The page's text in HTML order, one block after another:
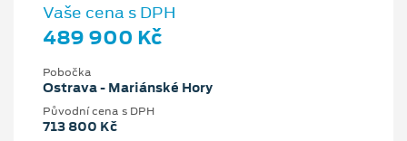
Vaše cena s DPH
489 900 Kč
Pobočka
Ostrava - Mariánské Hory
Původní cena s DPH
713 800 Kč